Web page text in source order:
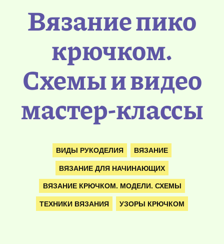
Вязание пико
крючком.
Схемы и видео
мастер-классы
ВИДЫ РУКОДЕЛИЯ ВЯЗАНИЕ
ВЯЗАНИЕ ДЛЯ НАЧИНАЮЩИХ
ВЯЗАНИЕ КРЮЧКОМ. МОДЕЛИ. СХЕМЫ
ТЕХНИКИ ВЯЗАНИЯ УЗОРЫ КРЮЧКОМ